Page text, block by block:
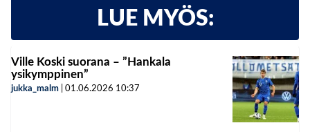
LUE MYÖS:
Ville Koski suorana – ”Hankala
ysikymppinen”
jukka_malm 01.06.2026 10:37